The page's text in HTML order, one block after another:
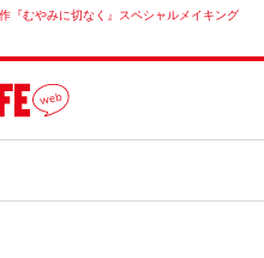
『むやみに切なく』スペシャルメイキング